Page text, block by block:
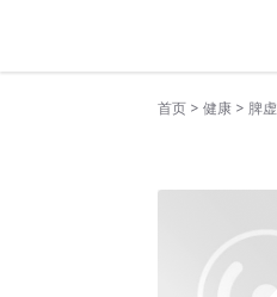
首页 > 健康 > 脾